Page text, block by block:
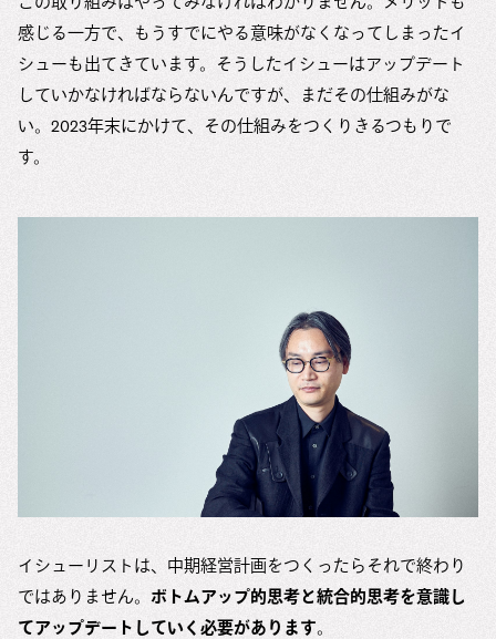
感じる一方で、もうすでにやる意味がなくなってしまったイ
シューも出てきています。そうしたイシューはアップデート
していかなければならないんですが、まだその仕組みがな
い。2023年末にかけて、その仕組みをつくりきるつもりで
す。
イシューリストは、中期経営計画をつくったらそれで終わり
ではありません。 ボトムアップ的思考と統合的思考を意識し
てアップデートしていく必要があります。